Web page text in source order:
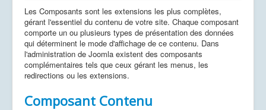
Accueil
Logiciels
Association GAO
Contacts
Les Composants sont les extensions les plus complètes,
gérant l'essentiel du contenu de votre site. Chaque composant
comporte un ou plusieurs types de présentation des données
qui déterminent le mode d'affichage de ce contenu. Dans
l'administration de Joomla existent des composants
complémentaires tels que ceux gérant les menus, les
redirections ou les extensions.
Composant Contenu